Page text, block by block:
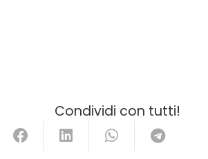
Condividi con tutti!